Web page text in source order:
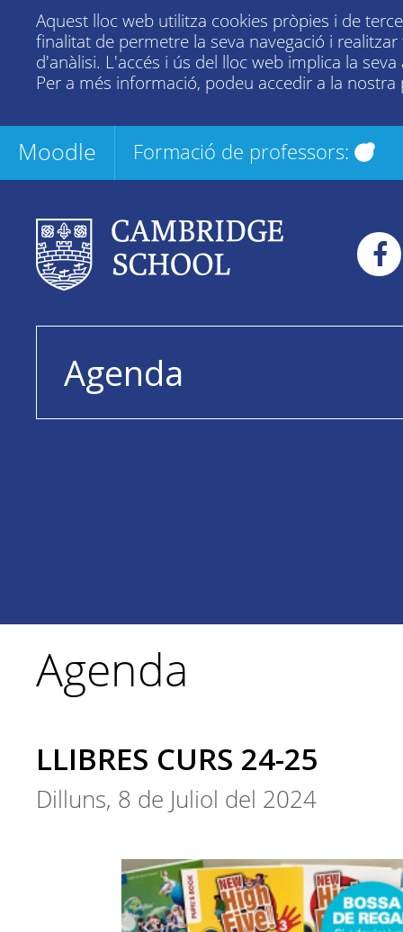
Aquest lloc web utilitza cookies pròpies i de
finalitat de permetre la seva navegació i realitzar
d'anàlisi. L'accés i ús del lloc web implica la seva
Per a més informació, podeu accedir a la nostra
Moodle Formació de professors:
Agenda
Agenda
LLIBRES CURS 24-25
Dilluns, 8 de Juliol del 2024